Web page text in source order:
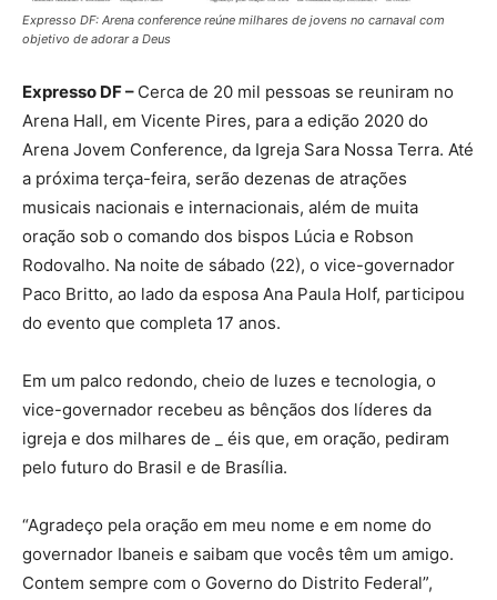
Expresso DF: Arena conference reúne milhares de jovens no carnaval com
objetivo de adorar a Deus
Expresso DF – Cerca de 20 mil pessoas se reuniram no
Arena Hall, em Vicente Pires, para a edição 2020 do
Arena Jovem Conference, da Igreja Sara Nossa Terra. Até
a próxima terça-feira, serão dezenas de atrações
musicais nacionais e internacionais, além de muita
oração sob o comando dos bispos Lúcia e Robson
Rodovalho. Na noite de sábado (22), o vice-governador
Paco Britto, ao lado da esposa Ana Paula Holf, participou
do evento que completa 17 anos.
Em um palco redondo, cheio de luzes e tecnologia, o
vice-governador recebeu as bênçãos dos líderes da
igreja e dos milhares de _ éis que, em oração, pediram
pelo futuro do Brasil e de Brasília.
“Agradeço pela oração em meu nome e em nome do
governador Ibaneis e saibam que vocês têm um amigo.
Contem sempre com o Governo do Distrito Federal”,